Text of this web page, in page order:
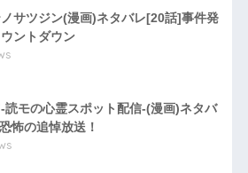
サツジン(漫画)ネタバレ[20話]事件発
ントダウン
読モの心霊スポット配信-(漫画)ネタバ
怖の追悼放送！